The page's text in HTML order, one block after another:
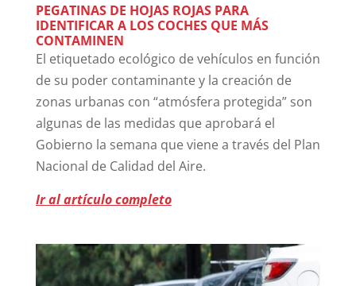
PEGATINAS DE HOJAS ROJAS PARA
IDENTIFICAR A LOS COCHES QUE MÁS
CONTAMINEN
El etiquetado ecológico de vehículos en función
de su poder contaminante y la creación de
zonas urbanas con “atmósfera protegida” son
algunas de las medidas que aprobará el
Gobierno la semana que viene a través del Plan
Nacional de Calidad del Aire.
Ir al artículo completo